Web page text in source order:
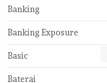
Banking
Banking Exposure
Basic
Baterai